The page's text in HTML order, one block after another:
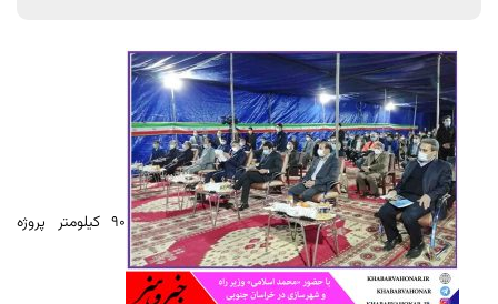
۹۰ کیلومتر پروژه